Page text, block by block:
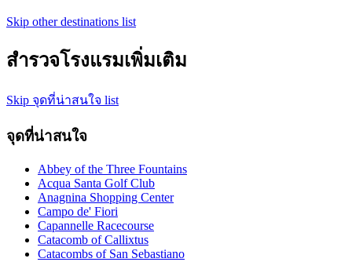
Skip other destinations list
สำรวจโรงแรมเพิ่มเติม
Skip จุดที่น่าสนใจ list
จุดที่น่าสนใจ
Abbey of the Three Fountains
Acqua Santa Golf Club
Anagnina Shopping Center
Campo de' Fiori
Capannelle Racecourse
Catacomb of Callixtus
Catacombs of San Sebastiano